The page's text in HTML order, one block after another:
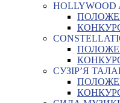
HOLLYWOOD
СУЗІР’Я